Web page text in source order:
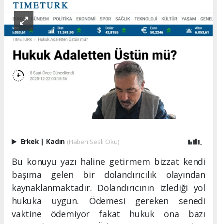
Erkek | Kadın (Haberi Sesli Oku)
Bu konuyu yazı haline getirmem bizzat kendi
başıma gelen bir dolandırıcılık olayından
kaynaklanmaktadır. Dolandırıcının izlediği yol
hukuka uygun. Ödemesi gereken senedi
vaktine ödemiyor fakat hukuk ona bazı